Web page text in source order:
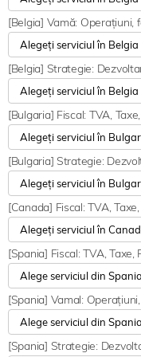
[Belgia] Vamă: Operațiuni,
[Belgia] Strategie:
[Bulgaria] Fiscal: TVA,
[Bulgaria] Strategie:
[Canada] Fiscal: TVA,
[Spania] Fiscal: TVA,
[Spania] Vamal:
[Spania] Strategie: